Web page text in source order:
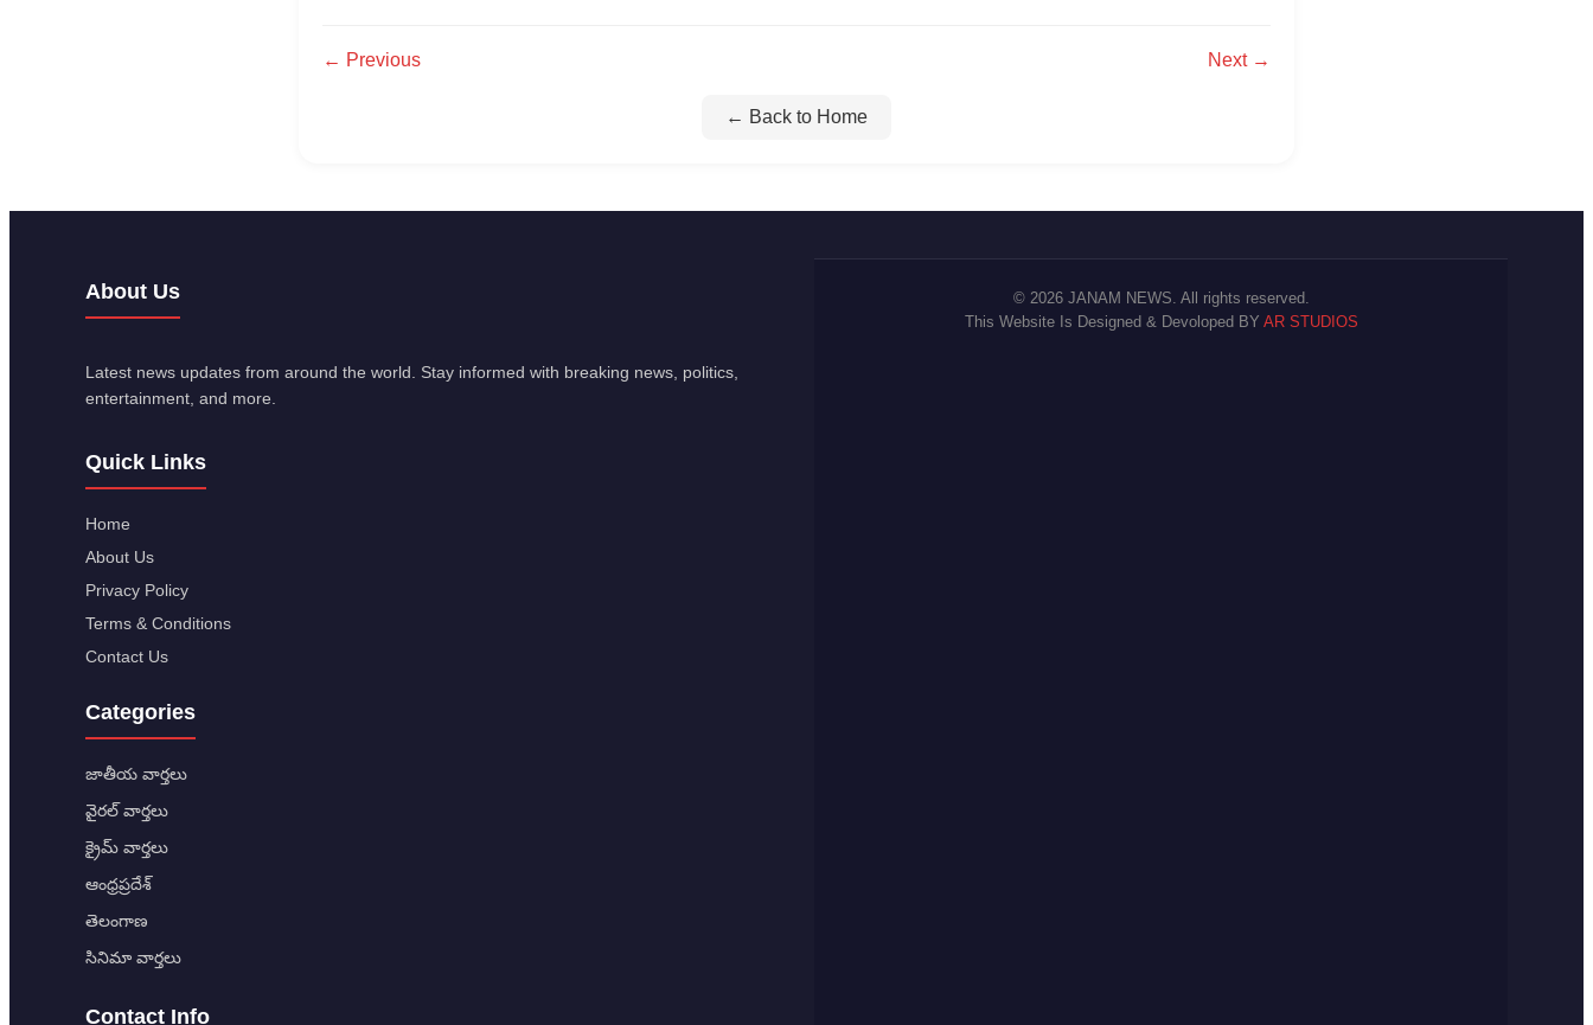
← Previous Next →
← Back to Home
About Us
Latest news updates from around the world. Stay informed with breaking news, politics,
entertainment, and more.
Quick Links
Home
About Us
Privacy Policy
Terms & Conditions
Contact Us
Categories
జాతీయ వార్తలు
వైరల్ వార్తలు
క్రైమ్ వార్తలు
ఆంధ్రప్రదేశ్
తెలంగాణ
సినిమా వార్తలు
Contact Info
© 2026 JANAM NEWS. All rights reserved.
This Website Is Designed & Devoloped BY AR STUDIOS